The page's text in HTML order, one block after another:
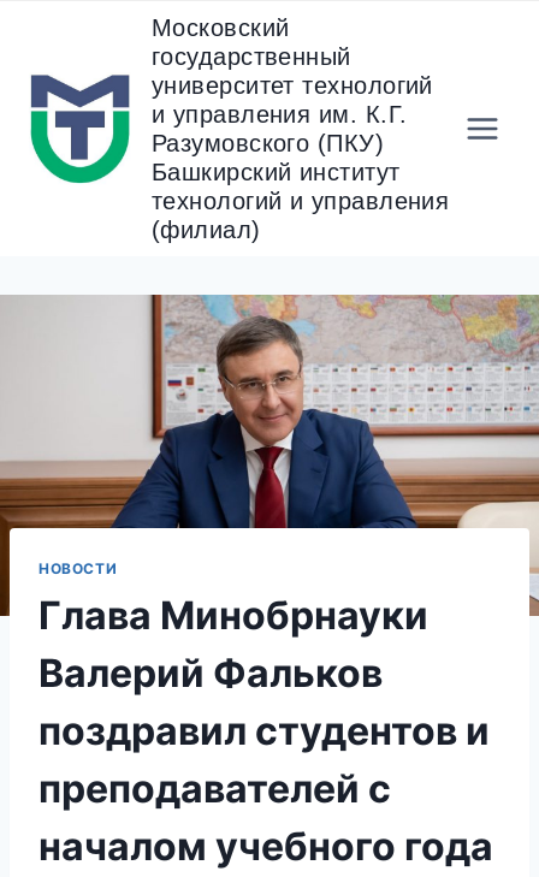
содержанию
Московский
государственный
университет технологий
и управления им. К.Г.
Разумовского (ПКУ)
Башкирский институт
технологий и управления
(филиал)
НОВОСТИ
Глава Минобрнауки
Валерий Фальков
поздравил студентов и
преподавателей с
началом учебного года